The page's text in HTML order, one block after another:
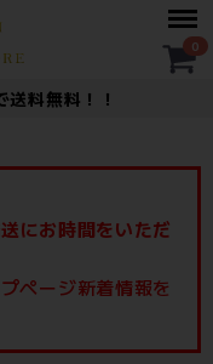
0
料無料！！
Menu
にお時間をいただ
ページ新着情報を